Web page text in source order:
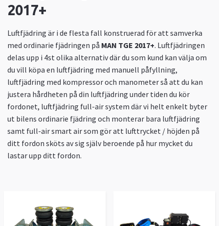
2017+
Luftfjädring är i de flesta fall konstruerad för att samverka
med ordinarie fjädringen på MAN TGE 2017+. Luftfjädringen
delas upp i 4st olika alternativ där du som kund kan välja om
du vill köpa en luftfjädring med manuell påfyllning,
luftfjädring med kompressor och manometer så att du kan
justera hårdheten på din luftfjädring under tiden du kör
fordonet, luftfjädring full-air system där vi helt enkelt byter
ut bilens ordinarie fjädring och monterar bara luftfjädring
samt full-air smart air som gör att lufttrycket / höjden på
ditt fordon sköts av sig själv beroende på hur mycket du
lastar upp ditt fordon.